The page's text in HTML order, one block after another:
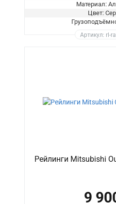
Материал:
Цвет:
Артикул: rl-
Рейлинги Mitsubishi
9